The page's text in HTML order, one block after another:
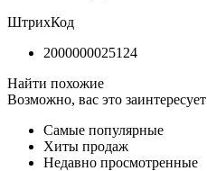
ШтрихКод
2000000025124
Найти похожие
Возможно, вас это заинтересует
Самые популярные
Хиты продаж
Недавно просмотренные